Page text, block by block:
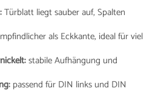
Türblatt liegt sauber auf, Spalten
als Eckkante, ideal für viel
stabile Aufhängung und
passend für DIN links und DIN